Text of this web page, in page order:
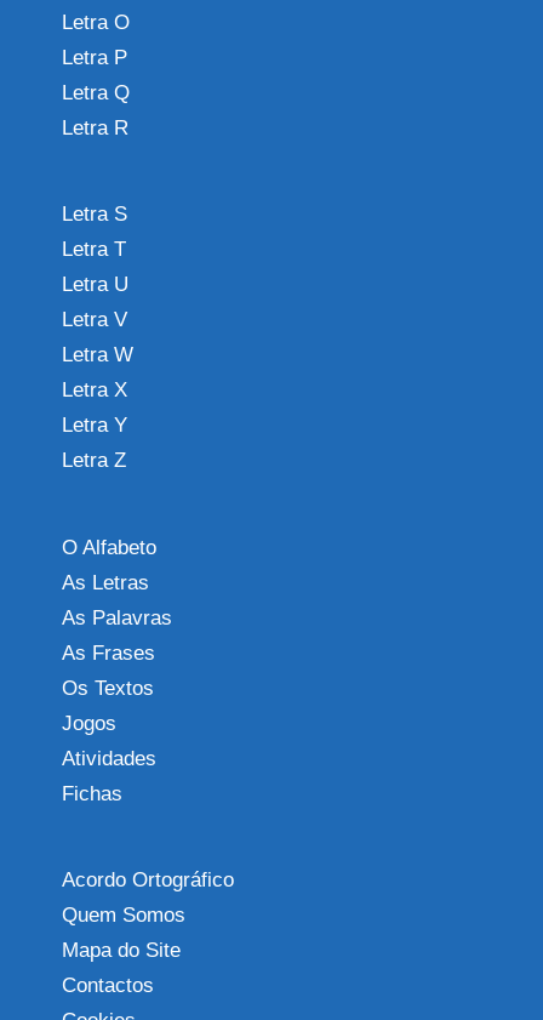
Letra O
Letra P
Letra Q
Letra R
Letra S
Letra T
Letra U
Letra V
Letra W
Letra X
Letra Y
Letra Z
O Alfabeto
As Letras
As Palavras
As Frases
Os Textos
Jogos
Atividades
Fichas
Acordo Ortográfico
Quem Somos
Mapa do Site
Contactos